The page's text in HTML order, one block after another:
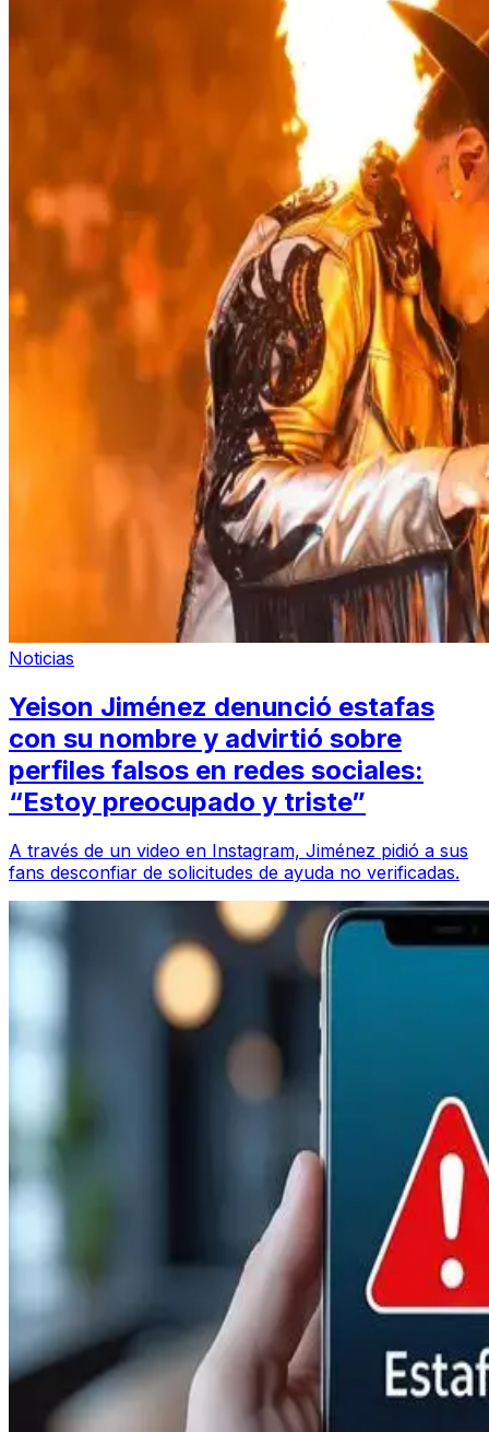
Noticias
Yeison Jiménez denunció estafas
con su nombre y advirtió sobre
perfiles falsos en redes sociales:
“Estoy preocupado y triste”
A través de un video en Instagram, Jiménez pidió a sus
fans desconfiar de solicitudes de ayuda no verificadas.